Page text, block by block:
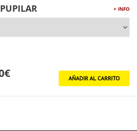
+ INFO